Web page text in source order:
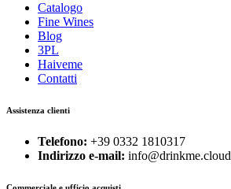
Catalogo
Fine Wines
Blog
3PL
Haiveme
Contatti
Assistenza clienti
Telefono: +39 0332 1810317
Indirizzo e-mail: info@drinkme.cloud